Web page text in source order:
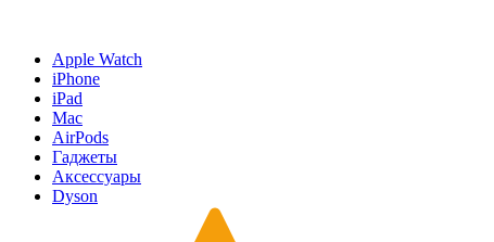
Apple Watch
iPhone
iPad
Mac
AirPods
Гаджеты
Аксессуары
Dyson